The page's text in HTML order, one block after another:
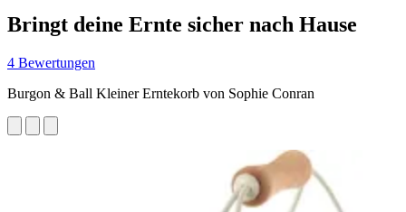
Bringt deine Ernte sicher nach Hause
4 Bewertungen
Burgon & Ball Kleiner Erntekorb von Sophie Conran